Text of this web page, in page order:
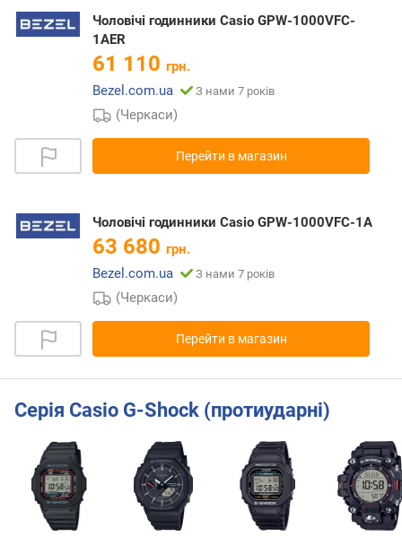
Чоловічі годинники Casio GPW-1000VFC-
1AER
61 110 грн.
Bezel.com.ua
З нами 7 років
(Черкаси)
Перейти в магазин
Чоловічі годинники Casio GPW-1000VFC-1A
63 680 грн.
Bezel.com.ua
З нами 7 років
(Черкаси)
Перейти в магазин
Серія Casio G-Shock (протиударні)